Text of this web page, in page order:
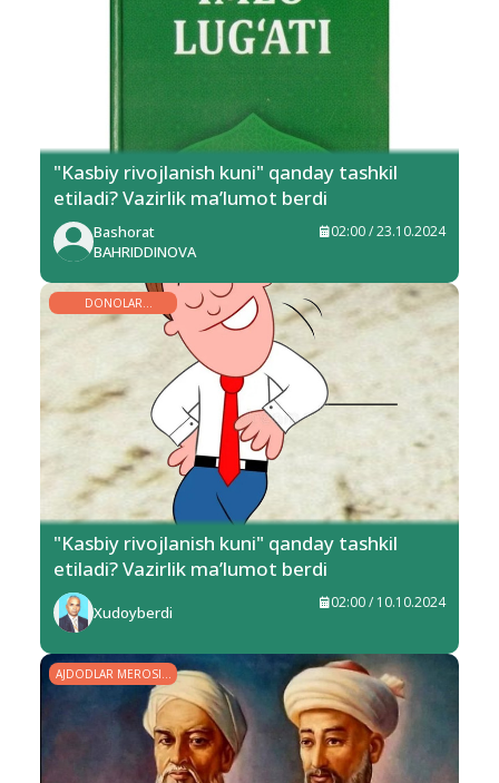
"Kasbiy rivojlanish kuni" qanday tashkil
etiladi? Vazirlik ma’lumot berdi
Bashorat
BAHRIDDINOVA
02:00 / 23.10.2024
DONOLAR
BISOTIDAN
"Kasbiy rivojlanish kuni" qanday tashkil
etiladi? Vazirlik ma’lumot berdi
Xudoyberdi
02:00 / 10.10.2024
AJDODLAR MEROSI −
BEBAHO XAZINA